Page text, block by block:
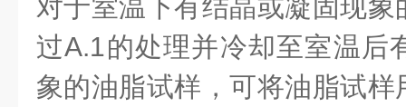
对于室温下有结晶或凝固现
过A.1的处理并冷却至室温后
象的油脂试样，可将油脂试